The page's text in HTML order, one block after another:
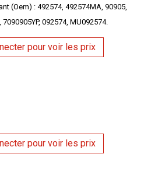
(Oem) : 492574, 492574MA, 90905,
092574, MU092574.
pour voir les prix
pour voir les prix